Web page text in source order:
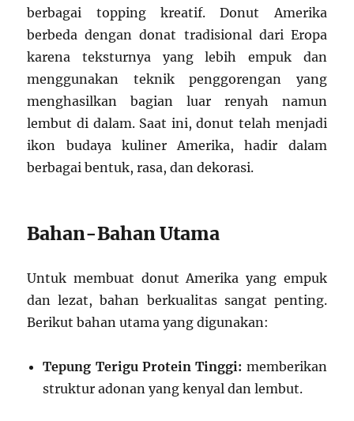
berbagai topping kreatif. Donut Amerika
berbeda dengan donat tradisional dari Eropa
karena teksturnya yang lebih empuk dan
menggunakan teknik penggorengan yang
menghasilkan bagian luar renyah namun
lembut di dalam. Saat ini, donut telah menjadi
ikon budaya kuliner Amerika, hadir dalam
berbagai bentuk, rasa, dan dekorasi.
Bahan-Bahan Utama
Untuk membuat donut Amerika yang empuk
dan lezat, bahan berkualitas sangat penting.
Berikut bahan utama yang digunakan:
Tepung Terigu Protein Tinggi: memberikan
struktur adonan yang kenyal dan lembut.